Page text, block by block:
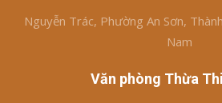
Nguyễn Trác, Phường An Sơn,
Nam
Văn phòng Thừa